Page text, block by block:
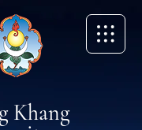
Khang